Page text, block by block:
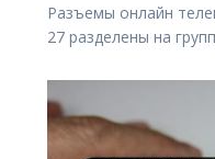
Разъемы онлайн
27 разделены на